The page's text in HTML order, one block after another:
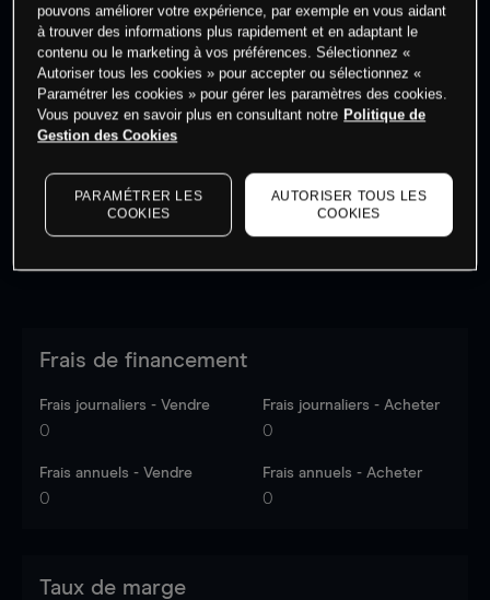
Les prix sont indicatifs.Connectez-vous pour voir les
dernières données du marché.
Frais de financement
Frais journaliers - Vendre
0
Frais journaliers - Acheter
0
Frais annuels - Vendre
0
Frais annuels - Acheter
0
Taux de marge
pouvons améliorer votre expérience, par exemple en vous aidant
à trouver des informations plus rapidement et en adaptant le
contenu ou le marketing à vos préférences. Sélectionnez «
Autoriser tous les cookies » pour accepter ou sélectionnez «
Paramétrer les cookies » pour gérer les paramètres des cookies.
Vous pouvez en savoir plus en consultant notre Politique de
Gestion des Cookies
PARAMÉTRER LES
COOKIES
AUTORISER TOUS LES
COOKIES